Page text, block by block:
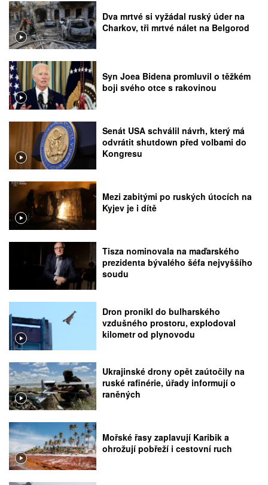
Dva mrtvé si vyžádal ruský úder na
Charkov, tři mrtvé nálet na Belgorod
Syn Joea Bidena promluvil o těžkém
boji svého otce s rakovinou
Senát USA schválil návrh, který má
odvrátit shutdown před volbami do
Kongresu
Mezi zabitými po ruských útocích na
Kyjev je i dítě
Tisza nominovala na maďarského
prezidenta bývalého šéfa nejvyššího
soudu
Dron pronikl do bulharského
vzdušného prostoru, explodoval
kilometr od plynovodu
Ukrajinské drony opět zaútočily na
ruské rafinérie, úřady informují o
raněných
Mořské řasy zaplavují Karibik a
ohrožují pobřeží i cestovní ruch